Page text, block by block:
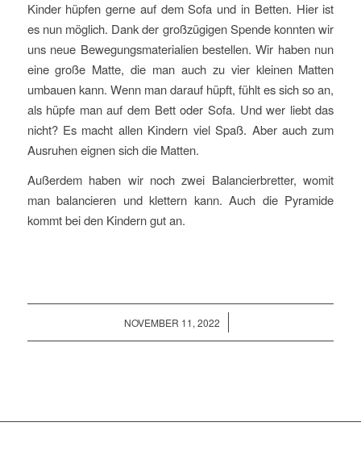
Kinder hüpfen gerne auf dem Sofa und in Betten. Hier ist
es nun möglich. Dank der großzügigen Spende konnten wir
uns neue Bewegungsmaterialien bestellen. Wir haben nun
eine große Matte, die man auch zu vier kleinen Matten
umbauen kann. Wenn man darauf hüpft, fühlt es sich so an,
als hüpfe man auf dem Bett oder Sofa. Und wer liebt das
nicht? Es macht allen Kindern viel Spaß. Aber auch zum
Ausruhen eignen sich die Matten.
Außerdem haben wir noch zwei Balancierbretter, womit
man balancieren und klettern kann. Auch die Pyramide
kommt bei den Kindern gut an.
NOVEMBER 11, 2022
/